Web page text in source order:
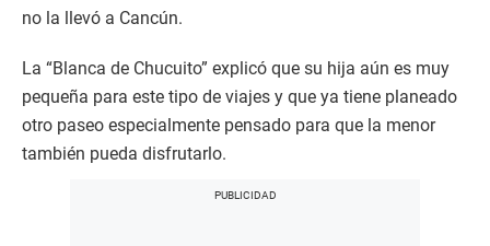
no la llevó a Cancún.
La “Blanca de Chucuito” explicó que su hija aún es muy
pequeña para este tipo de viajes y que ya tiene planeado
otro paseo especialmente pensado para que la menor
también pueda disfrutarlo.